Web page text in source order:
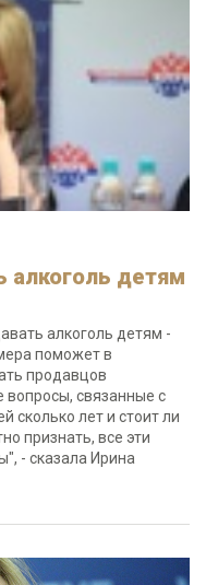
алкоголь детям
алкоголь детям -
поможет в
продавцов
вопросы, связанные с
сколько лет и стоит ли
признать, все эти
- сказала Ирина